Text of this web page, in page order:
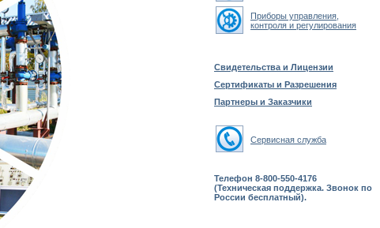
Приборы управления,
контроля и регулирования
Свидетельства и Лицензии
Сертификаты и Разрешения
Партнеры и Заказчики
Сервисная служба
Телефон 8-800-550-4176
(Техническая поддержка. Звонок по
России бесплатный).